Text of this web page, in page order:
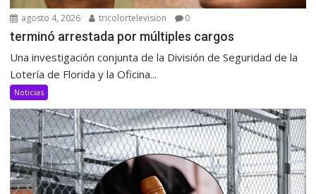
agosto 4, 2026 tricolortelevision 0
terminó arrestada por múltiples cargos
Una investigación conjunta de la División de Seguridad de la
Lotería de Florida y la Oficina...
Noticias